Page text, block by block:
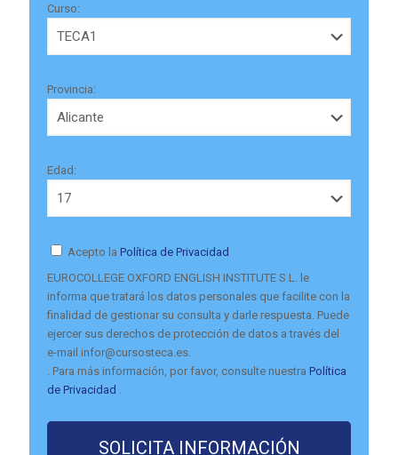
Curso:
Provincia:
Edad:
Acepto la Política de Privacidad
EUROCOLLEGE OXFORD ENGLISH INSTITUTE S.L. le
informa que tratará los datos personales que facilite con la
finalidad de gestionar su consulta y darle respuesta. Puede
ejercer sus derechos de protección de datos a través del
e-mail infor@cursosteca.es.
. Para más información, por favor, consulte nuestra Política
de Privacidad .